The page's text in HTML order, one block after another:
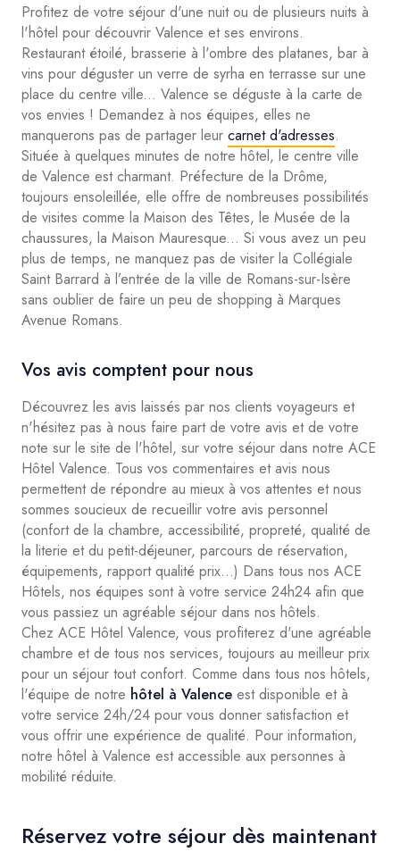
Profitez de votre séjour d'une nuit ou de plusieurs nuits à
l'hôtel pour découvrir Valence et ses environs.
Restaurant étoilé, brasserie à l'ombre des platanes, bar à
vins pour déguster un verre de syrha en terrasse sur une
place du centre ville... Valence se déguste à la carte de
vos envies ! Demandez à nos équipes, elles ne
manquerons pas de partager leur carnet d'adresses.
Située à quelques minutes de notre hôtel, le centre ville
de Valence est charmant. Préfecture de la Drôme,
toujours ensoleillée, elle offre de nombreuses possibilités
de visites comme la Maison des Têtes, le Musée de la
chaussures, la Maison Mauresque... Si vous avez un peu
plus de temps, ne manquez pas de visiter la Collégiale
Saint Barrard à l’entrée de la ville de Romans-sur-Isère
sans oublier de faire un peu de shopping à Marques
Avenue Romans.
Vos avis comptent pour nous
Découvrez les avis laissés par nos clients voyageurs et
n'hésitez pas à nous faire part de votre avis et de votre
note sur le site de l'hôtel, sur votre séjour dans notre ACE
Hôtel Valence. Tous vos commentaires et avis nous
permettent de répondre au mieux à vos attentes et nous
sommes soucieux de recueillir votre avis personnel
(confort de la chambre, accessibilité, propreté, qualité de
la literie et du petit-déjeuner, parcours de réservation,
équipements, rapport qualité prix...) Dans tous nos ACE
Hôtels, nos équipes sont à votre service 24h24 afin que
vous passiez un agréable séjour dans nos hôtels.
Chez ACE Hôtel Valence, vous profiterez d'une agréable
chambre et de tous nos services, toujours au meilleur prix
pour un séjour tout confort. Comme dans tous nos hôtels,
l'équipe de notre hôtel à Valence est disponible et à
votre service 24h/24 pour vous donner satisfaction et
vous offrir une expérience de qualité. Pour information,
notre hôtel à Valence est accessible aux personnes à
mobilité réduite.
Réservez votre séjour dès maintenant